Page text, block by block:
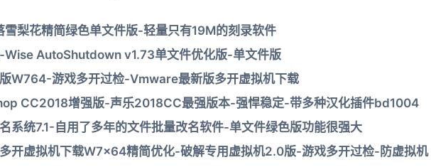
雪梨花精简绿色单文件版-轻量只有19M的刻录软件
Wise AutoShutdown v1.73单文件优化版-单文件版
W764-游戏多开过检-Vmware最新版多开虚拟机下载
CC2018增强版-声乐2018CC最强版本-强悍稳定-带多种汉化插件bd1004
系统7.1-自用了多年的文件批量改名软件-单文件绿色版功能很强大
开虚拟机下载W7x64精简优化-破解专用虚拟机2.0版-游戏多开过检-防虚拟机